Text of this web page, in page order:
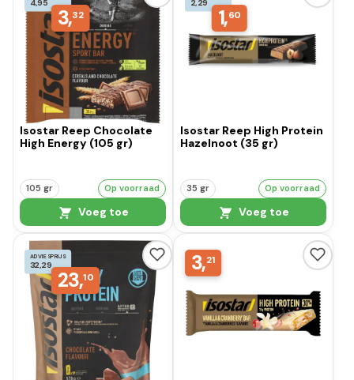
3,32
Isostar Reep Chocolate
High Energy (105 gr)
105 gr Op voorraad
Voeg toe
1,60
Isostar Reep High Protein
Hazelnoot (35 gr)
35 gr Op voorraad
Voeg toe
ADVIESPRIJS
32,29
23,10
3,21